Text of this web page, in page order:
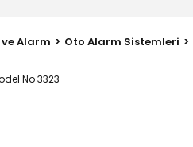
Alarm Oto Alarm Sistemleri